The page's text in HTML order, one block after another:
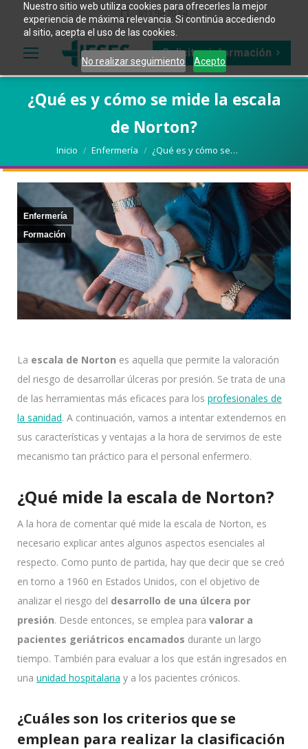
Nuestro sitio web utiliza cookies para ofrecerles la mejor
experiencia de máxima relevancia. Si continúa accediendo
al sitio, acepta el uso de las cookies.
No realizar seguimiento Acepto
911 98 70 64
Solicitar información
¿Qué es y cómo se mide la escala
de Norton?
Estás aquí:
Inicio Enfermería ¿Qué es y cómo se…
Enfermería
Formación
L a escala de Norton es aquella que permite la valoración
del riesgo de desarrollar úlceras por presión. Se trata de una
de las herramientas más eficaces para los profesionales de
la sanidad. A continuación, vamos a intentar extendernos en
sus características y ventajas a la hora de servirnos de este
mecanismo tan práctico para el personal enfermero.
¿Qué mide la escala de Norton?
A la hora de comentar qué mide la escala de Norton, es
necesario explicar antes algunos aspectos esenciales al
respecto. Como punto de partida, hay que decir que se creó
en torno a 1960 en Estados Unidos, con el objetivo de
analizar el riesgo del desarrollo de una úlcera por
presión. Desde entonces, se emplea para valorar a
pacientes geriátricos encamados durante un largo
tiempo. También para evaluar a los que están ingresados en
una unidad hospitalaria y a los pacientes crónicos.
¿Cuáles son los criterios que se
emplean para realizar la clasificación